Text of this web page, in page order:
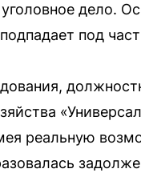
дело.
под
реальную